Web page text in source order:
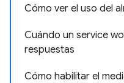
Cómo ver el uso del
Cuándo un service
respuestas
Cómo habilitar el